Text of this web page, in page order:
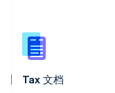
Tax 文档
English
新西兰
匈牙利